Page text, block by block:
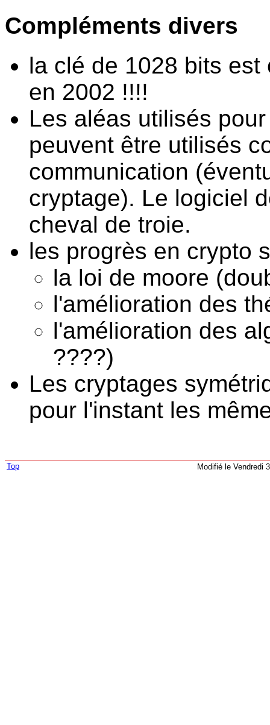
Compléments divers
la clé de 1028 bits
en 2002 !!!!
Les aléas utilisés
peuvent être utilisés
communication
cryptage). Le logiciel
cheval de troie.
les progrès en crypto
la loi de moore
l'amélioration des
l'amélioration des
????)
Les cryptages
pour l'instant les
Top Modifié le Vendredi